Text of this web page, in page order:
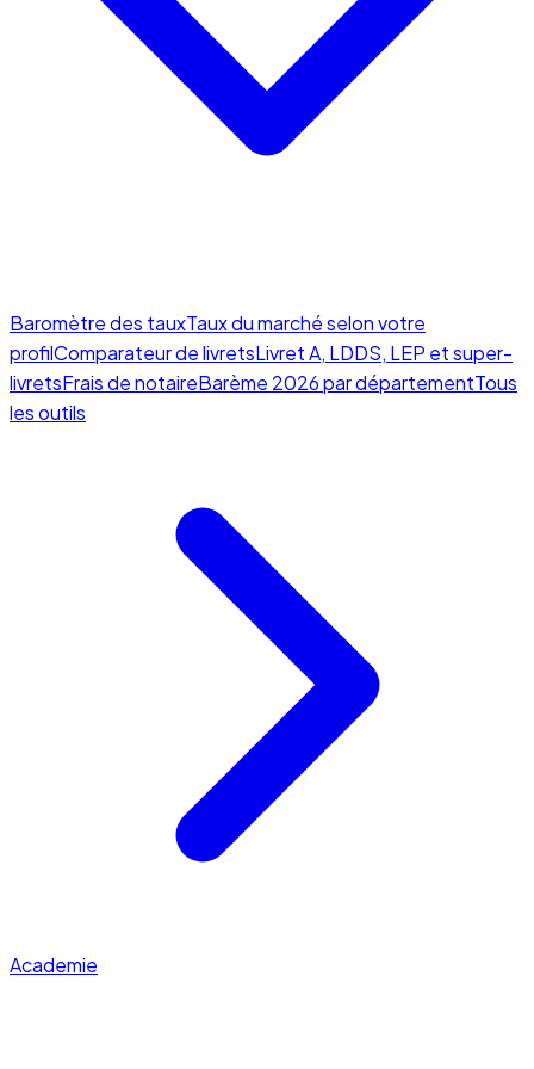
Baromètre des tauxTaux du marché selon votre
profilComparateur de livretsLivret A, LDDS, LEP et super-
livretsFrais de notaireBarème 2026 par départementTous
les outils
Academie